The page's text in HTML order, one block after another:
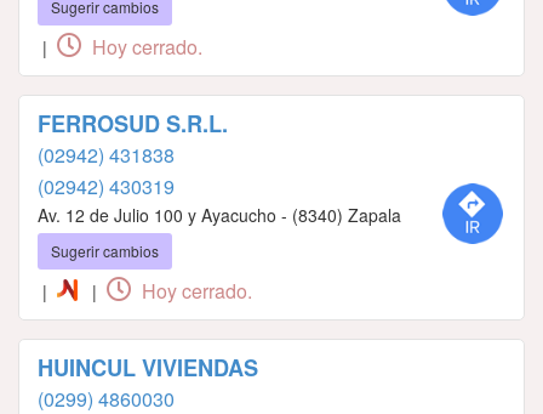
Sugerir cambios
| Hoy cerrado.
FERROSUD S.R.L.
(02942) 431838
(02942) 430319
Av. 12 de Julio 100 y Ayacucho - (8340) Zapala
Sugerir cambios
| | Hoy cerrado.
HUINCUL VIVIENDAS
(0299) 4860030